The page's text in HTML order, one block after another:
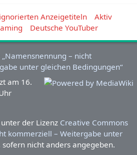
Anzeigetiteln
Aktiv
Deutsche YouTuber
am 16.
der Lizenz Creative Commons
kommerziell – Weitergabe unter
sofern nicht anders angegeben.